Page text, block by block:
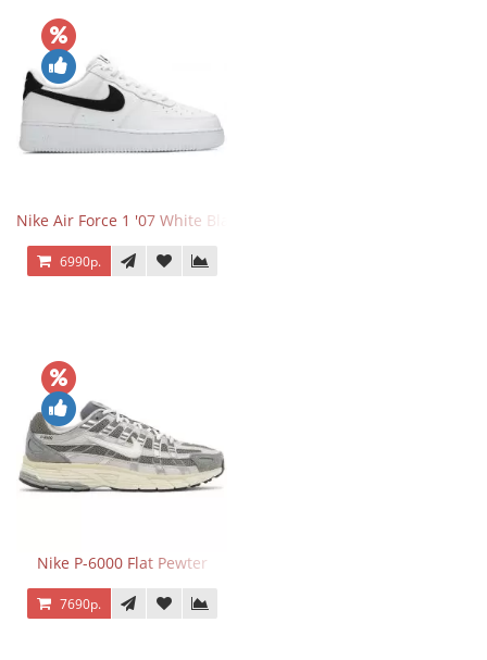
Nike Air Force 1 '07 White Black
6990р.
Nike P-6000 Flat Pewter
7690р.